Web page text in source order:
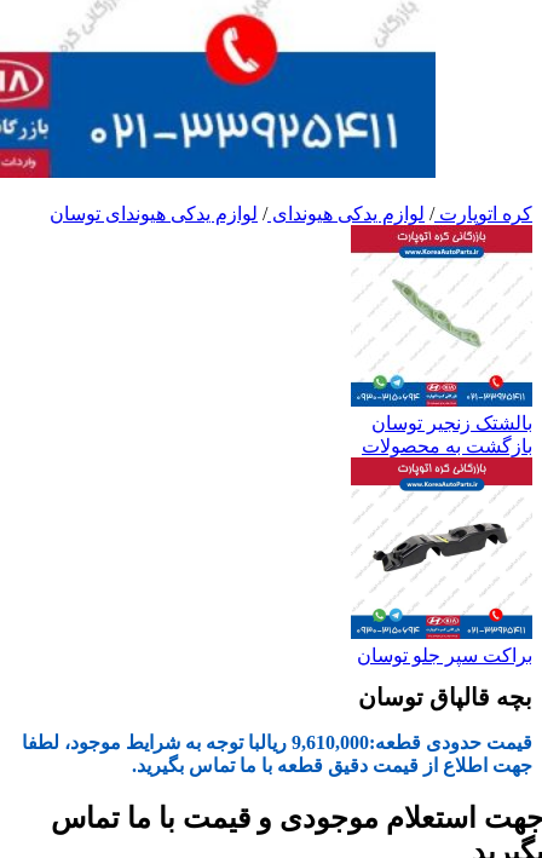
کره اتوپارت/ لوازم یدکی هیوندای/ لوازم یدکی هیوندای توسان
بالشتک زنجیر توسان
بازگشت به محصولات
براکت سپر جلو توسان
بچه قالپاق توسان
قیمت حدودی قطعه:9,610,000 ریالبا توجه به شرایط موجود، لطفا
جهت اطلاع از قیمت دقیق قطعه با ما تماس بگیرید.
استعلام موجودی و قیمت با ما تماس